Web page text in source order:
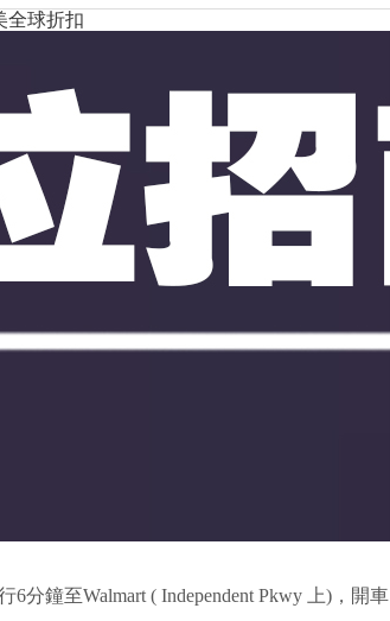
全球折扣
分鐘至Walmart ( Independent Pkwy 上)，開車